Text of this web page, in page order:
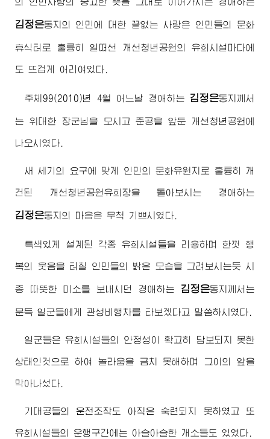
김정은동지 의 인민에 대한 끝없는 사랑은 인민들의 문화
휴식터로 훌륭히 일떠선 개선청년공원의 유희시설마다에
도 뜨겁게 어리여있다.
주체99(2010)년 4월 어느날 경애하는 김정은동지 께서
는 위대한 장군님 을 모시고 준공을 앞둔 개선청년공원에
나오시였다.
새 세기의 요구에 맞게 인민의 문화유원지로 훌륭히 개
건된 개선청년공원유희장을 돌아보시는 경애하는
김정은동지 의 마음은 무척 기쁘시였다.
특색있게 설계된 각종 유희시설들을 리용하며 한껏 행
복의 웃음을 터칠 인민들의 밝은 모습을 그려보시는듯 시
종 따뜻한 미소를 보내시던 경애하는 김정은동지 께서는
문득 일군들에게 관성비행차를 타보겠다고 말씀하시였다.
일군들은 유희시설들의 안정성이 확고히 담보되지 못한
상태인것으로 하여 놀라움을 금치 못해하며 그이의 앞을
막아나섰다.
기대공들의 운전조작도 아직은 숙련되지 못하였고 또
유희시설들의 운행구간에는 아슬아슬한 개소들도 있었다.